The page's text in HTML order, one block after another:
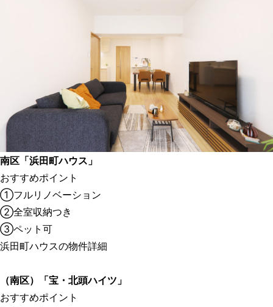
南区「浜田町ハウス」
おすすめポイント
①フルリノベーション
②全室収納つき
③ペット可
浜田町ハウスの物件詳細
（南区）「宝・北頭ハイツ」
おすすめポイント